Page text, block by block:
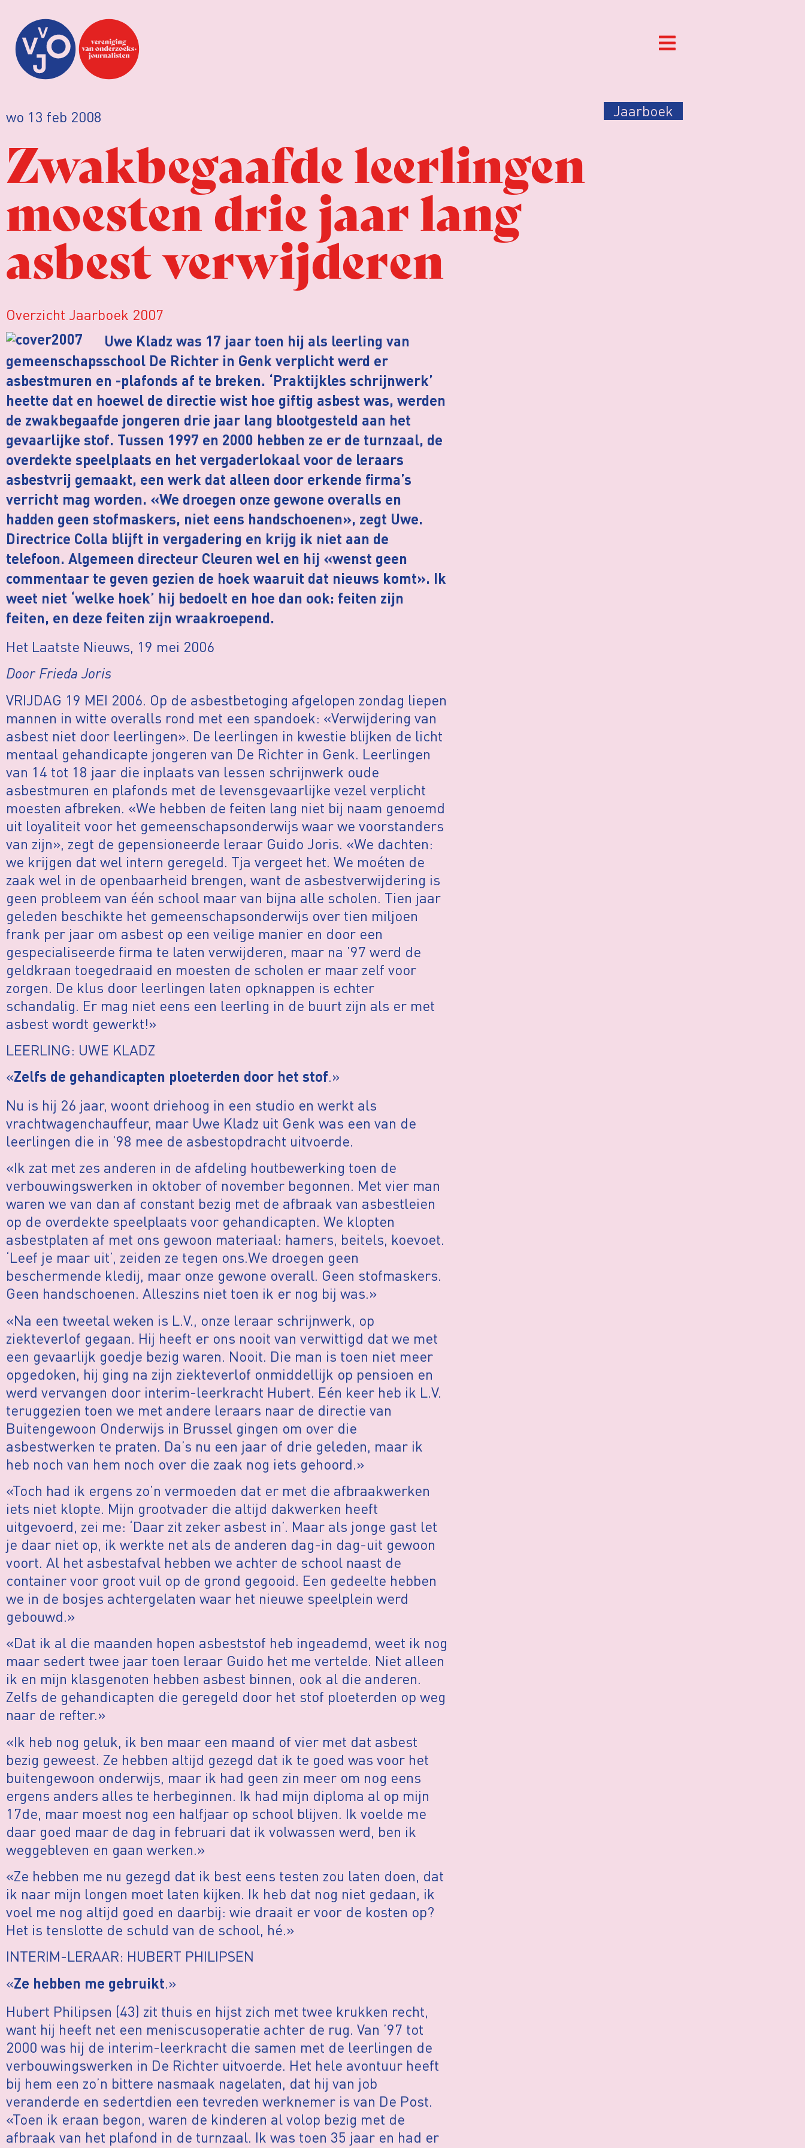
wo 13 feb 2008 Jaarboek
Zwakbegaafde leerlingen
moesten drie jaar lang
asbest verwijderen
Overzicht Jaarboek 2007
Uwe Kladz was 17 jaar toen hij als leerling van
gemeenschapsschool De Richter in Genk verplicht werd er
asbestmuren en -plafonds af te breken. ‘Praktijkles schrijnwerk’
heette dat en hoewel de directie wist hoe giftig asbest was, werden
de zwakbegaafde jongeren drie jaar lang blootgesteld aan het
gevaarlijke stof. Tussen 1997 en 2000 hebben ze er de turnzaal, de
overdekte speelplaats en het vergaderlokaal voor de leraars
asbestvrij gemaakt, een werk dat alleen door erkende firma’s
verricht mag worden. «We droegen onze gewone overalls en
hadden geen stofmaskers, niet eens handschoenen», zegt Uwe.
Directrice Colla blijft in vergadering en krijg ik niet aan de
telefoon. Algemeen directeur Cleuren wel en hij «wenst geen
commentaar te geven gezien de hoek waaruit dat nieuws komt». Ik
weet niet ‘welke hoek’ hij bedoelt en hoe dan ook: feiten zijn
feiten, en deze feiten zijn wraakroepend.
Het Laatste Nieuws, 19 mei 2006
Door Frieda Joris
VRIJDAG 19 MEI 2006. Op de asbestbetoging afgelopen zondag liepen
mannen in witte overalls rond met een spandoek: «Verwijdering van
asbest niet door leerlingen». De leerlingen in kwestie blijken de licht
mentaal gehandicapte jongeren van De Richter in Genk. Leerlingen
van 14 tot 18 jaar die inplaats van lessen schrijnwerk oude
asbestmuren en plafonds met de levensgevaarlijke vezel verplicht
moesten afbreken. «We hebben de feiten lang niet bij naam genoemd
uit loyaliteit voor het gemeenschapsonderwijs waar we voorstanders
van zijn», zegt de gepensioneerde leraar Guido Joris. «We dachten:
we krijgen dat wel intern geregeld. Tja vergeet het. We moéten de
zaak wel in de openbaarheid brengen, want de asbestverwijdering is
geen probleem van één school maar van bijna alle scholen. Tien jaar
geleden beschikte het gemeenschapsonderwijs over tien miljoen
frank per jaar om asbest op een veilige manier en door een
gespecialiseerde firma te laten verwijderen, maar na ’97 werd de
geldkraan toegedraaid en moesten de scholen er maar zelf voor
zorgen. De klus door leerlingen laten opknappen is echter
schandalig. Er mag niet eens een leerling in de buurt zijn als er met
asbest wordt gewerkt!»
LEERLING: UWE KLADZ
«Zelfs de gehandicapten ploeterden door het stof.»
Nu is hij 26 jaar, woont driehoog in een studio en werkt als
vrachtwagenchauffeur, maar Uwe Kladz uit Genk was een van de
leerlingen die in ’98 mee de asbestopdracht uitvoerde.
«Ik zat met zes anderen in de afdeling houtbewerking toen de
verbouwingswerken in oktober of november begonnen. Met vier man
waren we van dan af constant bezig met de afbraak van asbestleien
op de overdekte speelplaats voor gehandicapten. We klopten
asbestplaten af met ons gewoon materiaal: hamers, beitels, koevoet.
‘Leef je maar uit’, zeiden ze tegen ons.We droegen geen
beschermende kledij, maar onze gewone overall. Geen stofmaskers.
Geen handschoenen. Alleszins niet toen ik er nog bij was.»
«Na een tweetal weken is L.V., onze leraar schrijnwerk, op
ziekteverlof gegaan. Hij heeft er ons nooit van verwittigd dat we met
een gevaarlijk goedje bezig waren. Nooit. Die man is toen niet meer
opgedoken, hij ging na zijn ziekteverlof onmiddellijk op pensioen en
werd vervangen door interim-leerkracht Hubert. Eén keer heb ik L.V.
teruggezien toen we met andere leraars naar de directie van
Buitengewoon Onderwijs in Brussel gingen om over die
asbestwerken te praten. Da’s nu een jaar of drie geleden, maar ik
heb noch van hem noch over die zaak nog iets gehoord.»
«Toch had ik ergens zo’n vermoeden dat er met die afbraakwerken
iets niet klopte. Mijn grootvader die altijd dakwerken heeft
uitgevoerd, zei me: ‘Daar zit zeker asbest in’. Maar als jonge gast let
je daar niet op, ik werkte net als de anderen dag-in dag-uit gewoon
voort. Al het asbestafval hebben we achter de school naast de
container voor groot vuil op de grond gegooid. Een gedeelte hebben
we in de bosjes achtergelaten waar het nieuwe speelplein werd
gebouwd.»
«Dat ik al die maanden hopen asbeststof heb ingeademd, weet ik nog
maar sedert twee jaar toen leraar Guido het me vertelde. Niet alleen
ik en mijn klasgenoten hebben asbest binnen, ook al die anderen.
Zelfs de gehandicapten die geregeld door het stof ploeterden op weg
naar de refter.»
«Ik heb nog geluk, ik ben maar een maand of vier met dat asbest
bezig geweest. Ze hebben altijd gezegd dat ik te goed was voor het
buitengewoon onderwijs, maar ik had geen zin meer om nog eens
ergens anders alles te herbeginnen. Ik had mijn diploma al op mijn
17de, maar moest nog een halfjaar op school blijven. Ik voelde me
daar goed maar de dag in februari dat ik volwassen werd, ben ik
weggebleven en gaan werken.»
«Ze hebben me nu gezegd dat ik best eens testen zou laten doen, dat
ik naar mijn longen moet laten kijken. Ik heb dat nog niet gedaan, ik
voel me nog altijd goed en daarbij: wie draait er voor de kosten op?
Het is tenslotte de schuld van de school, hé.»
INTERIM-LERAAR: HUBERT PHILIPSEN
«Ze hebben me gebruikt.»
Hubert Philipsen (43) zit thuis en hijst zich met twee krukken recht,
want hij heeft net een meniscusoperatie achter de rug. Van ’97 tot
2000 was hij de interim-leerkracht die samen met de leerlingen de
verbouwingswerken in De Richter uitvoerde. Het hele avontuur heeft
bij hem een zo’n bittere nasmaak nagelaten, dat hij van job
veranderde en sedertdien een tevreden werknemer is van De Post.
«Toen ik eraan begon, waren de kinderen al volop bezig met de
afbraak van het plafond in de turnzaal. Ik was toen 35 jaar en had er